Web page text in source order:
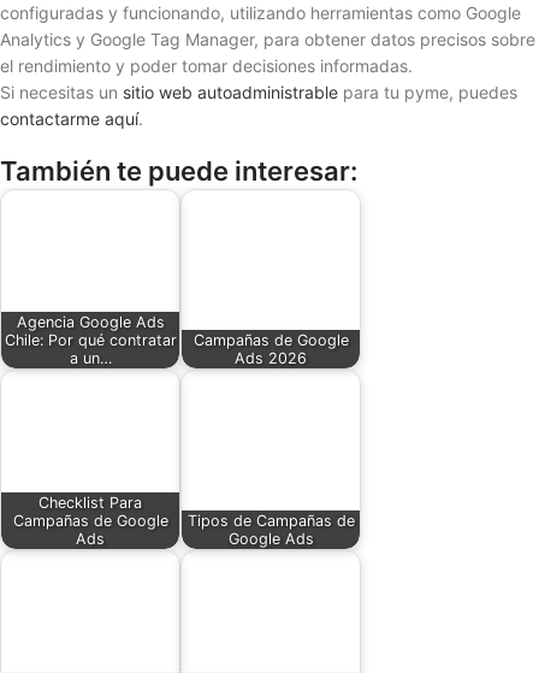
configuradas y funcionando, utilizando herramientas como Google
Analytics y Google Tag Manager, para obtener datos precisos sobre
el rendimiento y poder tomar decisiones informadas.
Si necesitas un sitio web autoadministrable para tu pyme, puedes
contactarme aquí.
También te puede interesar:
Agencia Google Ads
Chile: Por qué contratar
a un…
Campañas de Google
Ads 2026
Checklist Para
Campañas de Google
Ads
Tipos de Campañas de
Google Ads